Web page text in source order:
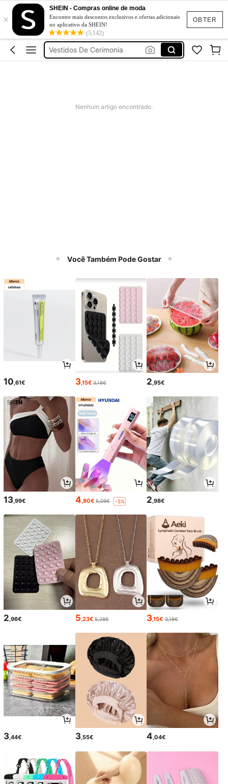
OBTER
×
SHEIN - Compras online de moda
Encontre mais descontos exclusivos e ofertas adicionais
no aplicativo da SHEIN!
(5,142)
Fato De Banho Mulher
Elitara
Vestidos De Verão
Vestidos De Cerimonia
Nenhum artigo encontrado.
Você Também Pode Gostar
10 ,61€ 3,15€ 3,18€ 2 ,95€
13,99€ 4,80€ 5,09€ -5% 2,98€
2,96€ 5,23€ 5,28€ 3,15€ 3,18€
3,44€ 3,55€ 4,04€